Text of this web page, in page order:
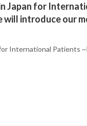
Japan for
introduce our
International Patients